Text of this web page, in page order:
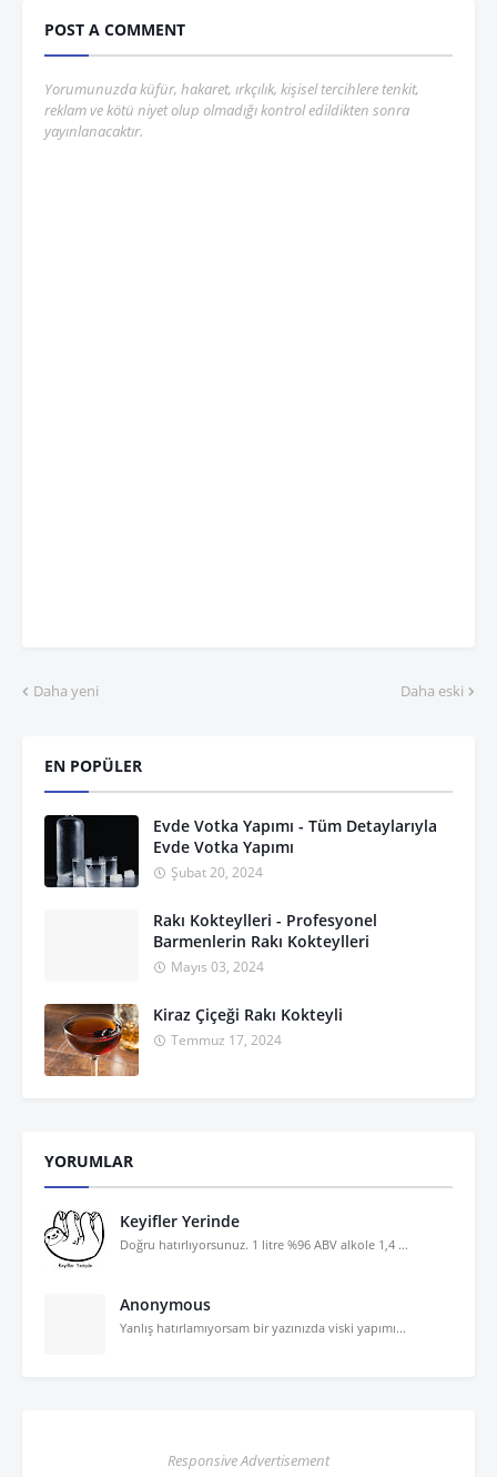
POST A COMMENT
Yorumunuzda küfür, hakaret, ırkçılık, kişisel tercihlere tenkit,
reklam ve kötü niyet olup olmadığı kontrol edildikten sonra
yayınlanacaktır.
Daha yeni Daha eski
EN POPÜLER
Evde Votka Yapımı - Tüm Detaylarıyla
Evde Votka Yapımı
Şubat 20, 2024
Rakı Kokteylleri - Profesyonel
Barmenlerin Rakı Kokteylleri
Mayıs 03, 2024
Kiraz Çiçeği Rakı Kokteyli
Temmuz 17, 2024
YORUMLAR
Keyifler Yerinde
Doğru hatırlıyorsunuz. 1 litre %96 ABV alkole 1,4 ...
Anonymous
Yanlış hatırlamıyorsam bir yazınızda viski yapımı...
Responsive Advertisement